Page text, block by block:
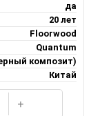
да
20 лет
Floorwood
Quantum
композит)
Китай